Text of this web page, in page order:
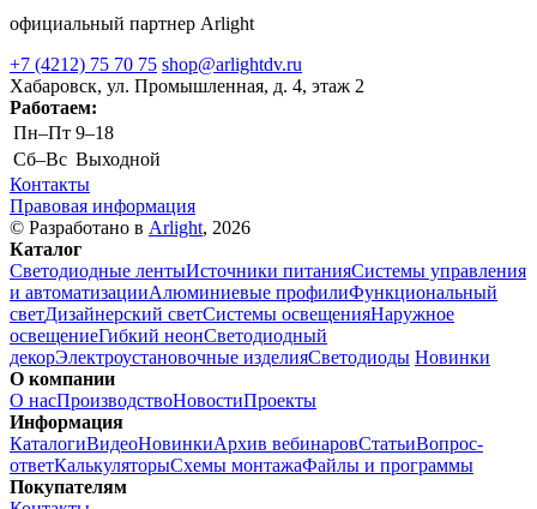
официальный партнер Arlight
+7 (4212) 75 70 75 shop@arlightdv.ru
Хабаровск, ул. Промышленная, д. 4, этаж 2
Работаем:
Пн–Пт 9–18
Cб–Вс Выходной
Контакты
Правовая информация
© Разработано в Arlight, 2026
Каталог
Светодиодные лентыИсточники питанияСистемы управления
и автоматизацииАлюминиевые профилиФункциональный
светДизайнерский светСистемы освещенияНаружное
освещениеГибкий неонСветодиодный
декорЭлектроустановочные изделияСветодиоды Новинки
О компании
О насПроизводствоНовостиПроекты
Информация
КаталогиВидеоНовинкиАрхив вебинаровСтатьиВопрос-
ответКалькуляторыСхемы монтажаФайлы и программы
Покупателям